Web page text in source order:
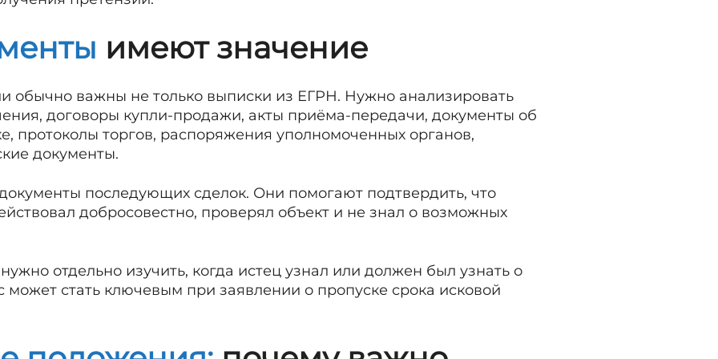
имеют значение
обычно важны не только выписки из ЕГРН. Нужно анализировать
договоры купли-продажи, акты приёма-передачи, документы об
протоколы торгов, распоряжения уполномоченных органов,
документы.
последующих сделок. Они помогают подтвердить, что
добросовестно, проверял объект и не знал о возможных
отдельно изучить, когда истец узнал или должен был узнать о
стать ключевым при заявлении о пропуске срока исковой